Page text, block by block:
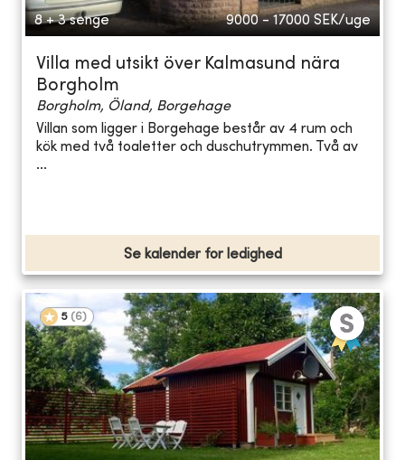
8 + 3 senge 9000 - 17000 SEK/uge
Villa med utsikt över Kalmasund nära
Borgholm
Borgholm, Öland, Borgehage
Villan som ligger i Borgehage består av 4 rum och
kök med två toaletter och duschutrymmen. Två av
...
Se kalender for ledighed
5 (6)